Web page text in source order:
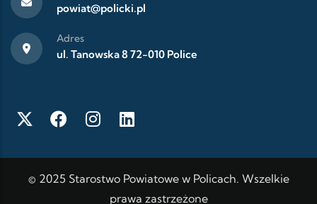
powiat@policki.pl
Adres
ul. Tanowska 8 72-010 Police
© 2025 Starostwo Powiatowe w Policach. Wszelkie
prawa zastrzeżone